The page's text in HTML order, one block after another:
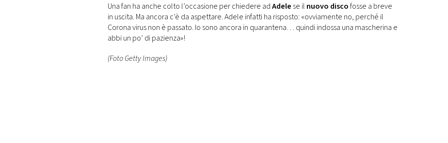
Una fan ha anche colto l’occasione per chiedere adAdele se il nuovo discofosse a breve
in uscita. Ma ancora c’è da aspettare. Adele infatti ha risposto: «ovviamente no, perché il
Corona virus non è passato. Io sono ancora in quarantena… quindi indossa una mascherina e
abbi un po’ di pazienza»!
(Foto Getty Images)